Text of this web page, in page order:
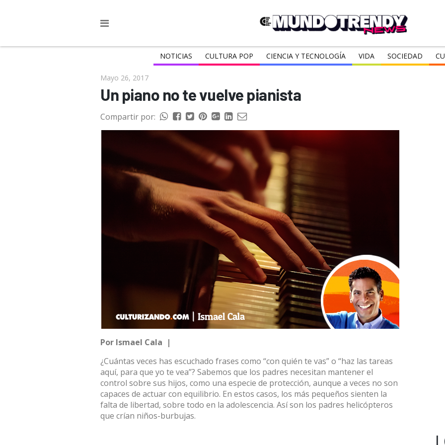
NOTICIAS CULTURA POP CIENCIA Y TECNOLOGÍA VIDA SOCIEDAD
Mayo 26, 2017
Un piano no te vuelve pianista
Compartir por:
Por Ismael Cala |
¿Cuántas veces has escuchado frases como “con quién te vas” o “haz las tareas
aquí, para que yo te vea”? Sabemos que los padres necesitan mantener el
control sobre sus hijos, como una especie de protección, aunque a veces no son
capaces de actuar con equilibrio. En estos casos, los más pequeños sienten la
falta de libertad, sobre todo en la adolescencia. Así son los padres helicópteros
que crían niños-burbujas.